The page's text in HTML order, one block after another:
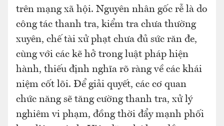
trên mạng xã hội. Nguyên nhân gốc rễ là do
công tác thanh tra, kiểm tra chưa thường
xuyên, chế tài xử phạt chưa đủ sức răn đe,
cùng với các kẽ hở trong luật pháp hiện
hành, thiếu định nghĩa rõ ràng về các khái
niệm cốt lõi. Để giải quyết, các cơ quan
chức năng sẽ tăng cường thanh tra, xử lý
nghiêm vi phạm, đồng thời đẩy mạnh phối